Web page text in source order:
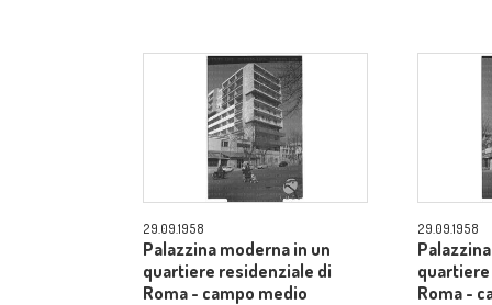
29.09.1958
Palazzina moderna in un
quartiere residenziale di
Roma - campo medio
29.09.1958
Roma -